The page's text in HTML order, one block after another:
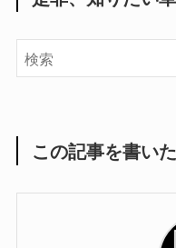
この記事を書い